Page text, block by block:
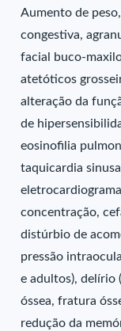
Aumento de
congestiva,
facial buco-
atetóticos
alteração da
de
eosinofilia
taquicardia
concentração,
distúrbio de
pressão
e adultos), delírio
óssea, fratura
redução da